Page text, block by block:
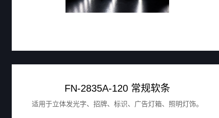
FN-2835A-120 常规软条
适用于立体发光字、招牌、标识、广告灯箱、照明灯饰。